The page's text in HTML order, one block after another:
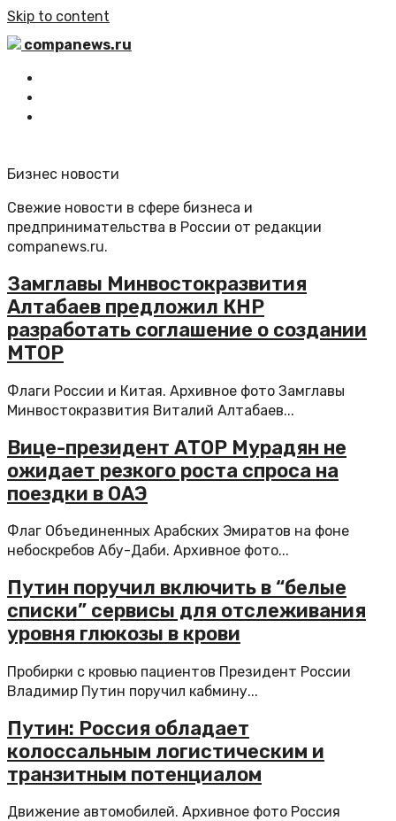
Skip to content
companews.ru
Бизнес новости
Свежие новости в сфере бизнеса и
предпринимательства в России от редакции
companews.ru.
Замглавы Минвостокразвития
Алтабаев предложил КНР
разработать соглашение о создании
МТОР
Флаги России и Китая. Архивное фото Замглавы
Минвостокразвития Виталий Алтабаев...
Вице-президент АТОР Мурадян не
ожидает резкого роста спроса на
поездки в ОАЭ
Флаг Объединенных Арабских Эмиратов на фоне
небоскребов Абу-Даби. Архивное фото...
Путин поручил включить в “белые
списки” сервисы для отслеживания
уровня глюкозы в крови
Пробирки с кровью пациентов Президент России
Владимир Путин поручил кабмину...
Путин: Россия обладает
колоссальным логистическим и
транзитным потенциалом
Движение автомобилей. Архивное фото Россия